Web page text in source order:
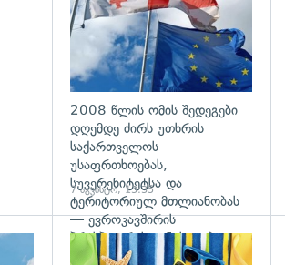
2008 წლის ომის შედეგები
დღემდე ძირს უთხრის
საქართველოს
უსაფრთხოებას,
სუვერენიტეტსა და
ტერიტორიულ მთლიანობას
— ევროკავშირის
პრესპიკერის განცხადება
7 აგვისტო, 13:35
გადახედვა